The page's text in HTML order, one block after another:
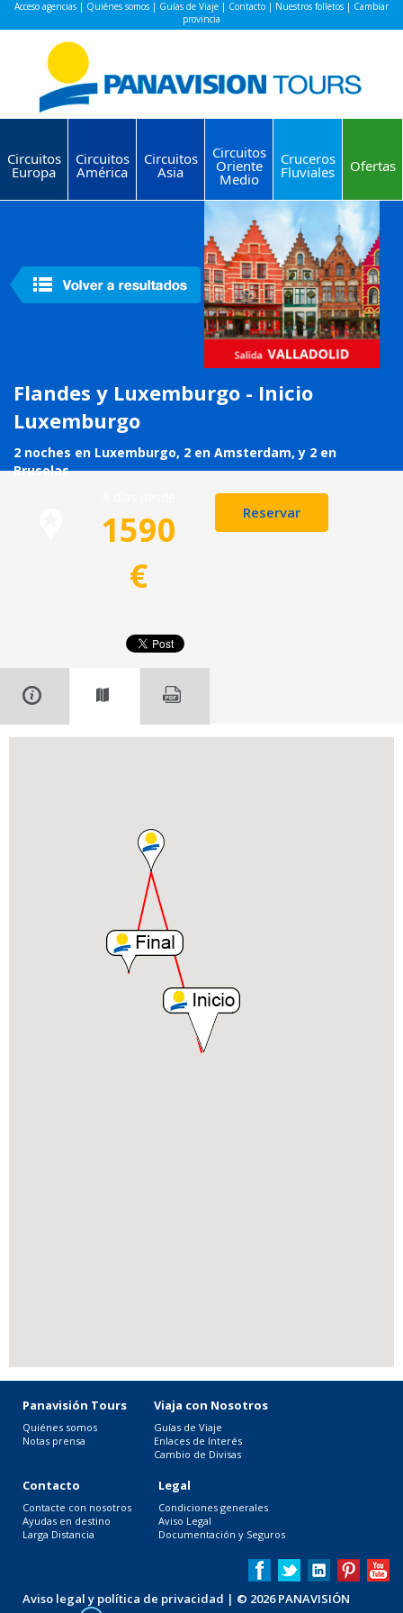
Acceso agencias | Quiénes somos | Guías de Viaje | Contacto | Nuestros folletos | Cambiar
provincia
Circuitos
Europa
Circuitos
América
Circuitos
Asia
Circuitos
Oriente
Medio
Cruceros
Fluviales Ofertas
Flandes y Luxemburgo - Inicio
Luxemburgo
2 noches en Luxemburgo, 2 en Amsterdam, y 2 en
Bruselas
1590
€
Reservar
Panavisión Tours
Quiénes somos
Notas prensa
Viaja con Nosotros
Guías de Viaje
Enlaces de Interés
Cambio de Divisas
Contacto
Contacte con nosotros
Ayudas en destino
Larga Distancia
Legal
Condiciones generales
Aviso Legal
Documentación y Seguros
Aviso legal y política de privacidad | © 2026 PANAVISIÓN